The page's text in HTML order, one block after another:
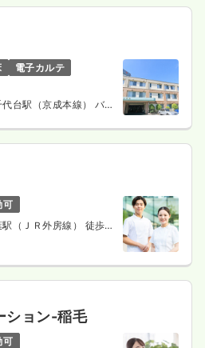
電子カルテ
台駅（京成本線） バス
可
駅（ＪＲ外房線） 徒歩
ション-稲毛
可